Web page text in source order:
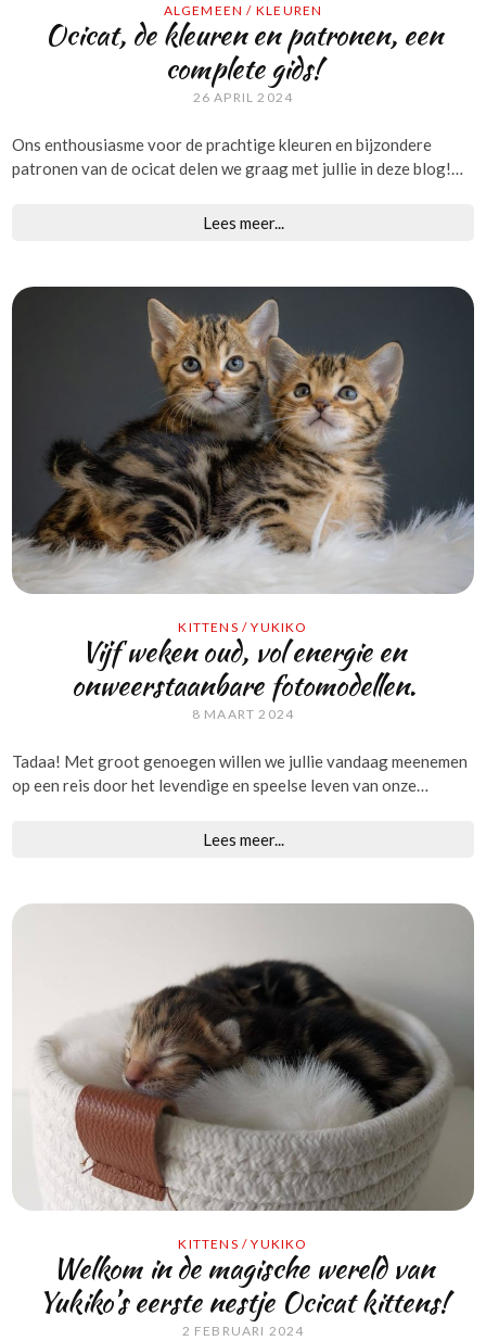
ALGEMEEN / KLEUREN
Ocicat, de kleuren en patronen, een
complete gids!
26 APRIL 2024
Ons enthousiasme voor de prachtige kleuren en bijzondere
patronen van de ocicat delen we graag met jullie in deze blog!…
Lees meer...
KITTENS /YUKIKO
Vijf weken oud, vol energie en
onweerstaanbare fotomodellen.
8 MAART 2024
Tadaa! Met groot genoegen willen we jullie vandaag meenemen
op een reis door het levendige en speelse leven van onze…
Lees meer...
KITTENS /YUKIKO
Welkom in de magische wereld van
Yukiko’s eerste nestje Ocicat kittens!
2 FEBRUARI 2024